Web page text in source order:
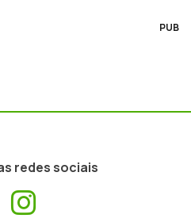
PUB
redes sociais
Facebook